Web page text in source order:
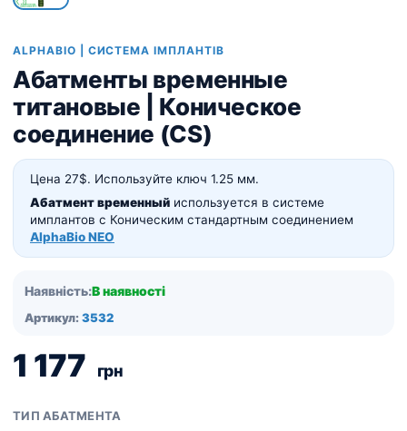
ALPHABIO | СИСТЕМА ІМПЛАНТІВ
Абатменты временные
титановые | Коническое
соединение (CS)
Цена 27$. Используйте ключ 1.25 мм.
Абатмент временный используется в системе
имплантов с Коническим стандартным соединением
AlphaBio NEO
Наявність:В наявності
Артикул: 3532
1 177 грн
ТИП АБАТМЕНТА